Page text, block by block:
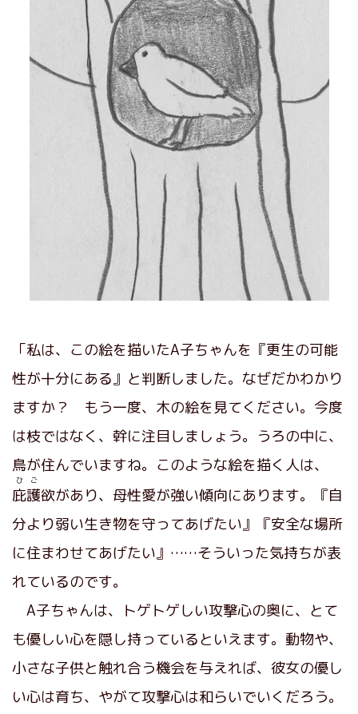
「私は、この絵を描いたA子ちゃんを『更生の可能
性が十分にある』と判断しました。なぜだかわかり
ますか？ もう一度、木の絵を見てください。今度
は枝ではなく、幹に注目しましょう。うろの中に、
鳥が住んでいますね。このような絵を描く人は、
庇護
ひご
欲があり、母性愛が強い傾向にあります。『自
分より弱い生き物を守ってあげたい』『安全な場所
に住まわせてあげたい』……そういった気持ちが表
れているのです。
A子ちゃんは、トゲトゲしい攻撃心の奥に、とて
も優しい心を隠し持っているといえます。動物や、
小さな子供と触れ合う機会を与えれば、彼女の優し
い心は育ち、やがて攻撃心は和らいでいくだろう。